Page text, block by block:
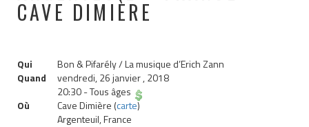
CAVE DIMIÈRE
Qui
Bon & Pifarély / La musique d’Erich Zann
Quand
vendredi, 26 janvier , 2018
20:30-Tous âges
Où
Cave Dimière (carte)
Argenteuil, France